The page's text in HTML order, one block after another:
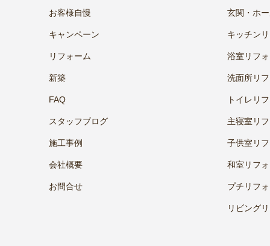
お客様自慢
キャンペーン
リフォーム
新築
FAQ
スタッフブログ
施工事例
会社概要
お問合せ
玄関・ホ
キッチン
浴室リフ
洗面所リ
トイレリ
主寝室リ
子供室リ
和室リフ
プチリフ
リビング